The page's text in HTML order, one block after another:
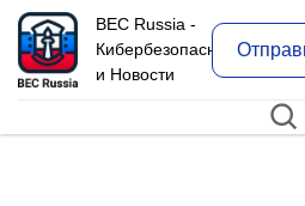
BEC Russia -
Кибербезопасность
и Новости